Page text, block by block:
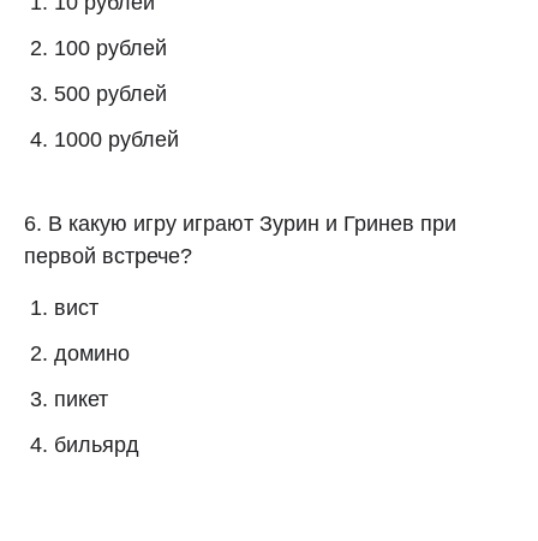
100 рублей
500 рублей
1000 рублей
6. В какую игру играют Зурин и Гринев при
первой встрече?
вист
домино
пикет
бильярд